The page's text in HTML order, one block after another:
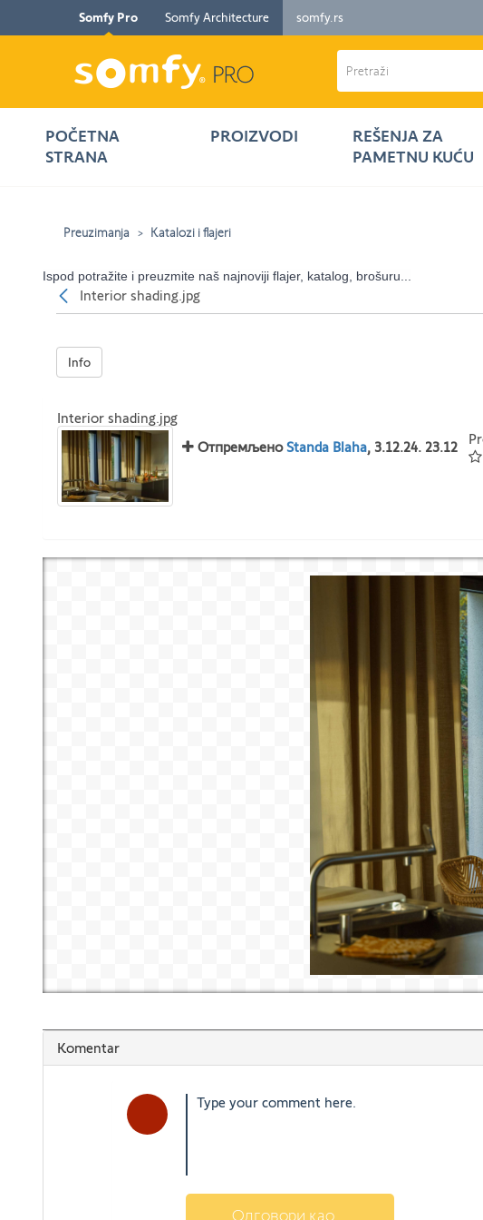
Somfy Pro Somfy Architecture somfy.rs
POČETNA
STRANA
PROIZVODI
REŠENJA ZA
PAMETNU KUĆU
Preuzimanja Katalozi i flajeri
Ispod potražite i preuzmite naš najnoviji flajer, katalog, brošuru...
Nazad
Interior shading.jpg
Info
Interior shading.jpg
ОтпремљеноStanda Blaha, 3.12.24. 23.12
Komentar
Одговори као...